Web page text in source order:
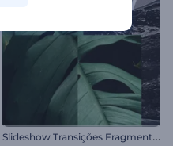
S
lideshow Transições Fragmentadas